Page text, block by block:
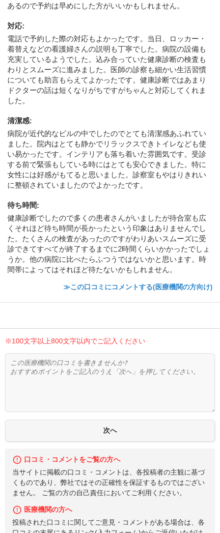
あるので予約は早めにした方がいいかもしれません。
対応:
電話で予約した際の対応もよかったです。当日、ロッカー・
着替えなどの看護婦さんの説明も丁寧でした。病院の設備も
充実しているようでした。込み合っていた健康診断の検査も
わりとスムーズに進みました。医師の診察も細かい生活習慣
についても助言もらえてよかったです。健康診断ではあまり
ドクターの話は短くなりがちですがちゃんと対応してくれま
した。
清潔感:
病院が近代的なビルの中でしたのでとても清潔感あふれてい
ました。院内はとても静かでリラックスできトイレなども使
い易かったです。インテリアも落ち着いた雰囲気です。受診
する前で緊張もしている時にはとても安心できました。特に
女性には好感がもてると思いました。診察室もやはりきれい
に整頓されていましたのでよかったです。
待ち時間:
健康診断でしたので多くの患者さんがいましたが待合室も広
くそれほど待ち時間が長かったという印象はありませんでし
た。たくさんの検査があったのですがわりあいスムーズに受
診できてすべてが終了するまでに2時間くらいかかったでしょ
うか。他の病院に比べたらふつうではないかと思います。時
間帯によってはそれほど待たないかもしれません。
≫この口コミにコメントする(医療機関の方向け)
※100文字以上800文字以内でご記入ください
口コミ・コメントをご覧の方へ
当サイトに掲載の口コミ・コメントは、各投稿者の主観に基づ
くものであり、弊社ではその正確性を保証するものではござい
ません。 ご覧の方の自己責任においてご利用ください。
医療機関の方へ
投稿された口コミに関してご意見・コメントがある場合は、各